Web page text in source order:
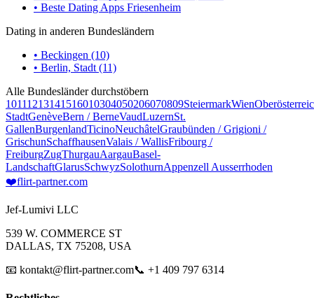
• Beste Dating Apps Friesenheim
Dating in anderen Bundesländern
• Beckingen (10)
• Berlin, Stadt (11)
Alle Bundesländer durchstöbern
10111213141516010304050206070809SteiermarkWien
StadtGenèveBern / BerneVaudLuzernSt.
GallenBurgenlandTicinoNeuchâtelGraubünden / Grigioni /
GrischunSchaffhausenValais / WallisFribourg /
FreiburgZugThurgauAargauBasel-
LandschaftGlarusSchwyzSolothurnAppenzell Ausserrhoden
❤️flirt-partner.com
Jef-Lumivi LLC
539 W. COMMERCE ST
DALLAS, TX 75208, USA
📧 kontakt@flirt-partner.com📞 +1 409 797 6314